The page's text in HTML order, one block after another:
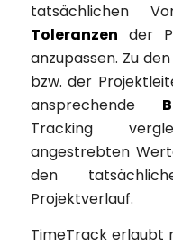
tatsächlichen
Toleranzen der
anzupassen. Zu
bzw. der
ansprechende
Tracking
angestrebten
den
Projektverlauf.
TimeTrack erlaubt